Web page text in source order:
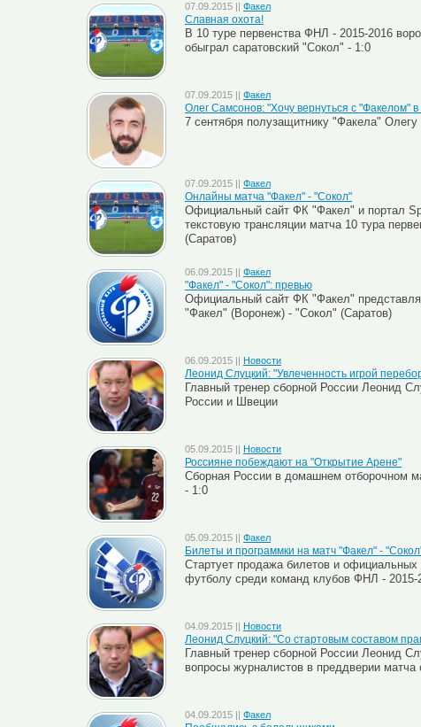
07.09.2015 || Факел
Славная охота!
В 10 туре первенства ФНЛ - 2015-2016
обыграл саратовский "Сокол" - 1:0
07.09.2015 || Факел
Олег Самсонов: "Хочу вернуться с "Факелом" в
7 сентября полузащитнику "Факела"
07.09.2015 || Факел
Онлайны матча "Факел" - "Сокол"
Официальный сайт ФК "Факел" и портал
текстовую трансляции матча 10 тура
(Саратов)
06.09.2015 || Факел
"Факел" - "Сокол": превью
Официальный сайт ФК "Факел"
"Факел" (Воронеж) - "Сокол" (Саратов)
06.09.2015 || Новости
Леонид Слуцкий: "Увлеченность игрой
Главный тренер сборной России Леонид
России и Швеции
05.09.2015 || Новости
Россияне побеждают на "Открытие Арене"
Сборная России в домашнем отборочном
- 1:0
05.09.2015 || Факел
Билеты и программки на матч "Факел" -
Стартует продажа билетов и
футболу среди команд клубов ФНЛ - 2015-
04.09.2015 || Новости
Леонид Слуцкий: "Со стартовым составом
Главный тренер сборной России Леонид
вопросы журналистов в преддверии
04.09.2015 || Факел